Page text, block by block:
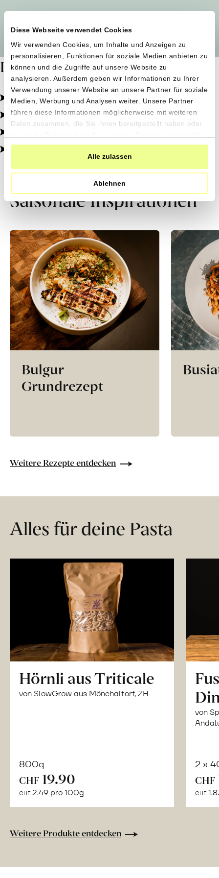
Diese Webseite verwendet Cookies
Wir verwenden Cookies, um Inhalte und Anzeigen zu
personalisieren, Funktionen für soziale Medien anbieten zu
können und die Zugriffe auf unsere Website zu
analysieren. Außerdem geben wir Informationen zu Ihrer
Verwendung unserer Website an unsere Partner für soziale
Medien, Werbung und Analysen weiter. Unsere Partner
führen diese Informationen möglicherweise mit weiteren
Daten zusammen, die Sie ihnen bereitgestellt haben oder
haben.
Alle zulassen
Ablehnen
Dafür stehen wir
Pestizidfrei angebaut, schonend verarbeitet.
Natürliche Zutaten, echter Geschmack.
Von kleinen Höfen, direkt zu dir.
100% transparent, 0% Zusatzstoffe.
Saisonale Inspirationen
Bulgur
Grundrezept
Weitere Rezepte entdecken
Alles für deine Pasta
Hörnli aus Triticale
von SlowGrow aus Mönchaltorf, ZH
800g
CHF 19.90
CHF 2.49 pro 100g
von
2 x
CHF
CHF
Weitere Produkte entdecken